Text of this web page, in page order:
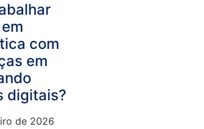
com
em
digitais?
de 2026